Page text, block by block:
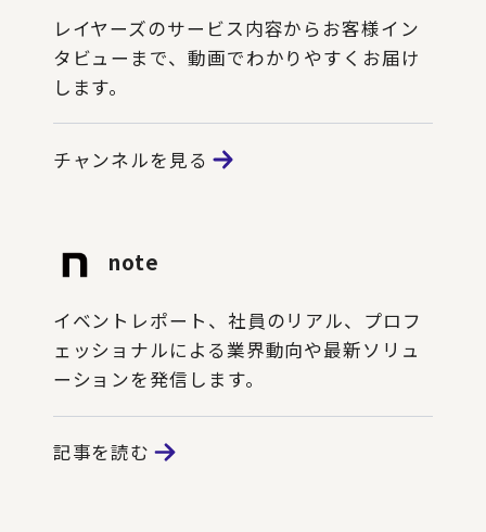
レイヤーズのサービス内容からお客様イン
タビューまで、動画でわかりやすくお届け
します。
チャンネルを見る
note
イベントレポート、社員のリアル、プロフ
ェッショナルによる業界動向や最新ソリュ
ーションを発信します。
記事を読む